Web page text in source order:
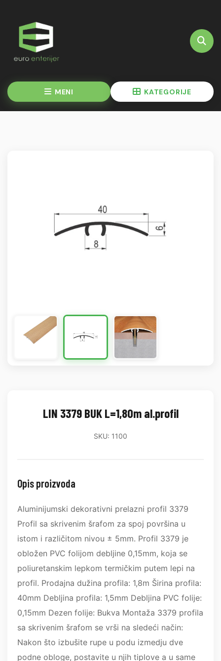
MENI KATEGORIJE
LIN 3379 BUK L=1,80m al.profil
SKU: 1100
Opis proizvoda
Aluminijumski dekorativni prelazni profil 3379
Profil sa skrivenim šrafom za spoj površina u
istom i različitom nivou ± 5mm. Profil 3379 je
obložen PVC folijom debljine 0,15mm, koja se
poliuretanskim lepkom termičkim putem lepi na
profil. Prodajna dužina profila: 1,8m Širina profila:
40mm Debljina profila: 1,5mm Debljina PVC folije:
0,15mm Dezen folije: Bukva Montaža 3379 profila
sa skrivenim šrafom se vrši na sledeći način:
Nakon što izbušite rupe u podu izmedju dve
podne obloge, postavite u njih tiplove a u same